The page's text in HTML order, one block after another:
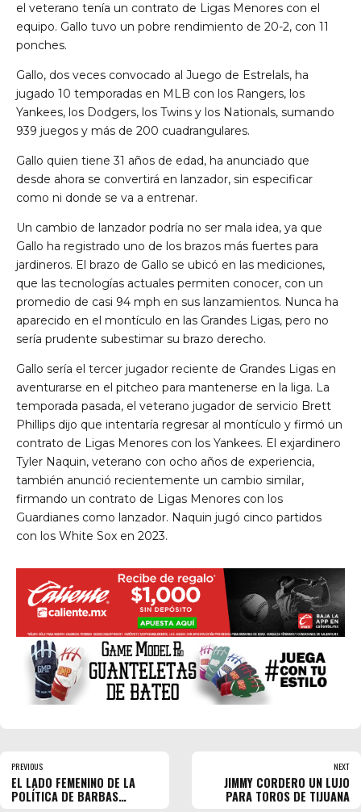
el veterano tenía un contrato de Ligas Menores con el
equipo. Gallo tuvo un pobre rendimiento de 20-2, con 11
ponches.
Gallo, dos veces convocado al Juego de Estrelals, ha
jugado 10 temporadas en MLB con los Rangers, los
Yankees, los Dodgers, los Twins y los Nationals, sumando
939 juegos y más de 200 cuadrangulares.
Gallo quien tiene 31 años de edad, ha anunciado que
desde ahora se convertirá en lanzador, sin especificar
como ni donde se va a entrenar.
Un cambio de lanzador podría no ser mala idea, ya que
Gallo ha registrado uno de los brazos más fuertes para
jardineros. El brazo de Gallo se ubicó en las mediciones,
que las tecnologías actuales permiten conocer, con un
promedio de casi 94 mph en sus lanzamientos. Nunca ha
aparecido en el montículo en las Grandes Ligas, pero no
sería prudente subestimar su brazo derecho.
Gallo sería el tercer jugador reciente de Grandes Ligas en
aventurarse en el pitcheo para mantenerse en la liga. La
temporada pasada, el veterano jugador de servicio Brett
Phillips dijo que intentaría regresar al montículo y firmó un
contrato de Ligas Menores con los Yankees. El exjardinero
Tyler Naquin, veterano con ocho años de experiencia,
también anunció recientemente un cambio similar,
firmando un contrato de Ligas Menores con los
Guardianes como lanzador. Naquin jugó cinco partidos
con los White Sox en 2023.
PREVIOUS
EL LADO FEMENINO DE LA
POLÍTICA DE BARBAS
NEXT
JIMMY CORDERO UN LUJO
PARA TOROS DE TIJUANA